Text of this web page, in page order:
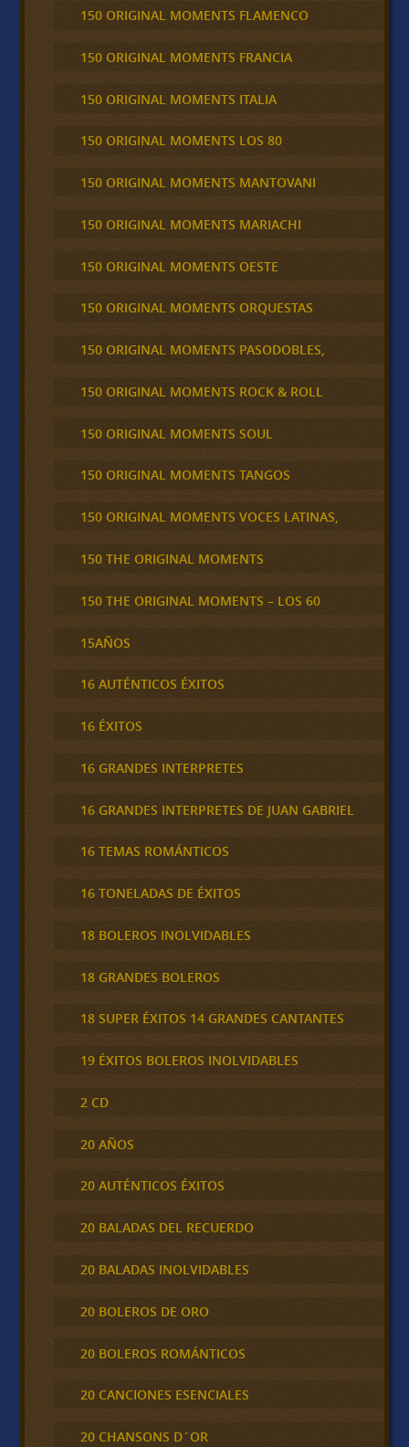
150 ORIGINAL MOMENTS FLAMENCO
150 ORIGINAL MOMENTS FRANCIA
150 ORIGINAL MOMENTS ITALIA
150 ORIGINAL MOMENTS LOS 80
150 ORIGINAL MOMENTS MANTOVANI
150 ORIGINAL MOMENTS MARIACHI
150 ORIGINAL MOMENTS OESTE
150 ORIGINAL MOMENTS ORQUESTAS
150 ORIGINAL MOMENTS PASODOBLES,
150 ORIGINAL MOMENTS ROCK & ROLL
150 ORIGINAL MOMENTS SOUL
150 ORIGINAL MOMENTS TANGOS
150 ORIGINAL MOMENTS VOCES LATINAS,
150 THE ORIGINAL MOMENTS
150 THE ORIGINAL MOMENTS – LOS 60
15AÑOS
16 AUTÉNTICOS ÉXITOS
16 ÉXITOS
16 GRANDES INTERPRETES
16 GRANDES INTERPRETES DE JUAN GABRIEL
16 TEMAS ROMÁNTICOS
16 TONELADAS DE ÉXITOS
18 BOLEROS INOLVIDABLES
18 GRANDES BOLEROS
18 SUPER ÉXITOS 14 GRANDES CANTANTES
19 ÉXITOS BOLEROS INOLVIDABLES
2 CD
20 AÑOS
20 AUTÉNTICOS ÉXITOS
20 BALADAS DEL RECUERDO
20 BALADAS INOLVIDABLES
20 BOLEROS DE ORO
20 BOLEROS ROMÁNTICOS
20 CANCIONES ESENCIALES
20 CHANSONS D´OR